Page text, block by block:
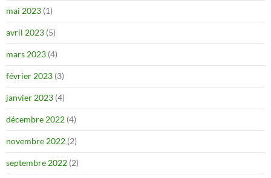
mai 2023 (1)
avril 2023 (5)
mars 2023 (4)
février 2023 (3)
janvier 2023 (4)
décembre 2022 (4)
novembre 2022 (2)
septembre 2022 (2)